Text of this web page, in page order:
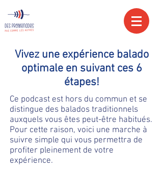
Vivez une expérience balado
optimale en suivant ces 6
étapes!
Ce podcast est hors du commun et se
distingue des balados traditionnels
auxquels vous êtes peut-être habitués.
Pour cette raison, voici une marche à
suivre simple qui vous permettra de
profiter pleinement de votre
expérience.